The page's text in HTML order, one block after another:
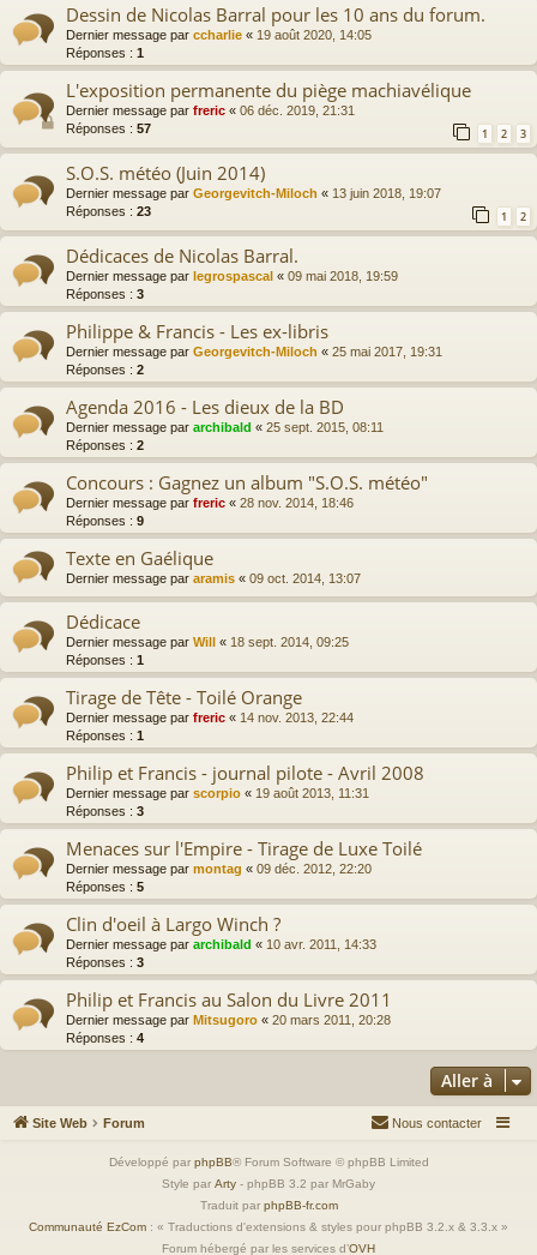
Dessin de Nicolas Barral pour les 10 ans du forum.
Dernier message par ccharlie « 19 août 2020, 14:05
Réponses : 1
L'exposition permanente du piège machiavélique
Dernier message par freric « 06 déc. 2019, 21:31
Réponses : 57 1 2 3
S.O.S. météo (Juin 2014)
Dernier message par Georgevitch-Miloch « 13 juin 2018, 19:07
Réponses : 23 1 2
Dédicaces de Nicolas Barral.
Dernier message par legrospascal « 09 mai 2018, 19:59
Réponses : 3
Philippe & Francis - Les ex-libris
Dernier message par Georgevitch-Miloch « 25 mai 2017, 19:31
Réponses : 2
Agenda 2016 - Les dieux de la BD
Dernier message par archibald « 25 sept. 2015, 08:11
Réponses : 2
Concours : Gagnez un album "S.O.S. météo"
Dernier message par freric « 28 nov. 2014, 18:46
Réponses : 9
Texte en Gaélique
Dernier message par aramis « 09 oct. 2014, 13:07
Dédicace
Dernier message par Will « 18 sept. 2014, 09:25
Réponses : 1
Tirage de Tête - Toilé Orange
Dernier message par freric « 14 nov. 2013, 22:44
Réponses : 1
Philip et Francis - journal pilote - Avril 2008
Dernier message par scorpio « 19 août 2013, 11:31
Réponses : 3
Menaces sur l'Empire - Tirage de Luxe Toilé
Dernier message par montag « 09 déc. 2012, 22:20
Réponses : 5
Clin d'oeil à Largo Winch ?
Dernier message par archibald « 10 avr. 2011, 14:33
Réponses : 3
Philip et Francis au Salon du Livre 2011
Dernier message par Mitsugoro « 20 mars 2011, 20:28
Réponses : 4
Aller à
Site Web Forum Nous contacter
Développé par phpBB® Forum Software © phpBB Limited
Style par Arty - phpBB 3.2 par MrGaby
Traduit par phpBB-fr.com
Communauté EzCom : « Traductions d'extensions & styles pour phpBB 3.2.x & 3.3.x »
Forum hébergé par les services d’OVH